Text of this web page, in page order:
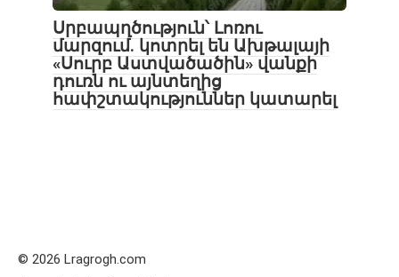
Սրբապղծություն՝ Լոռու
մարզում. կոտրել են Ախթալայի
«Սուրբ Աստվածածին» վանքի
դուռն ու այնտեղից
հափշտակություններ կատարել
© 2026 Lragrogh.com